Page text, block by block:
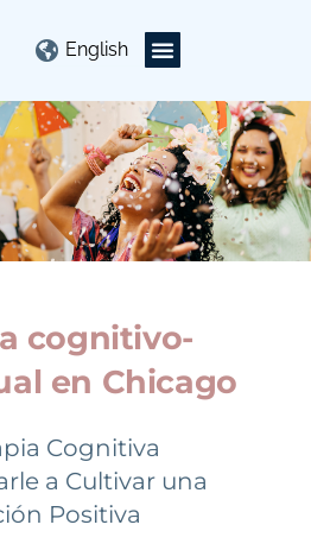
English
cognitivo-
en Chicago
Cognitiva
a Cultivar una
Positiva